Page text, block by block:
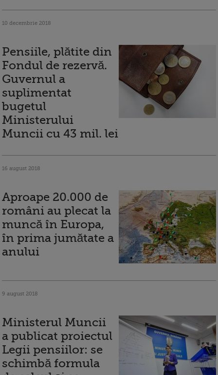
10 decembrie 2018
Pensiile, plătite din
Fondul de rezervă.
Guvernul a
suplimentat
bugetul
Ministerului
Muncii cu 43 mil. lei
16 august 2018
Aproape 20.000 de
români au plecat la
muncă în Europa,
în prima jumătate a
anului
9 august 2018
Ministerul Muncii
a publicat proiectul
Legii pensiilor: se
schimbă formula